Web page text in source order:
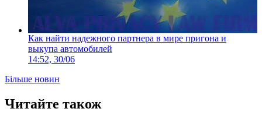
Как найти надежного партнера в мире пригона и
выкупа автомобилей
14:52, 30/06
Більше новин
Читайте також